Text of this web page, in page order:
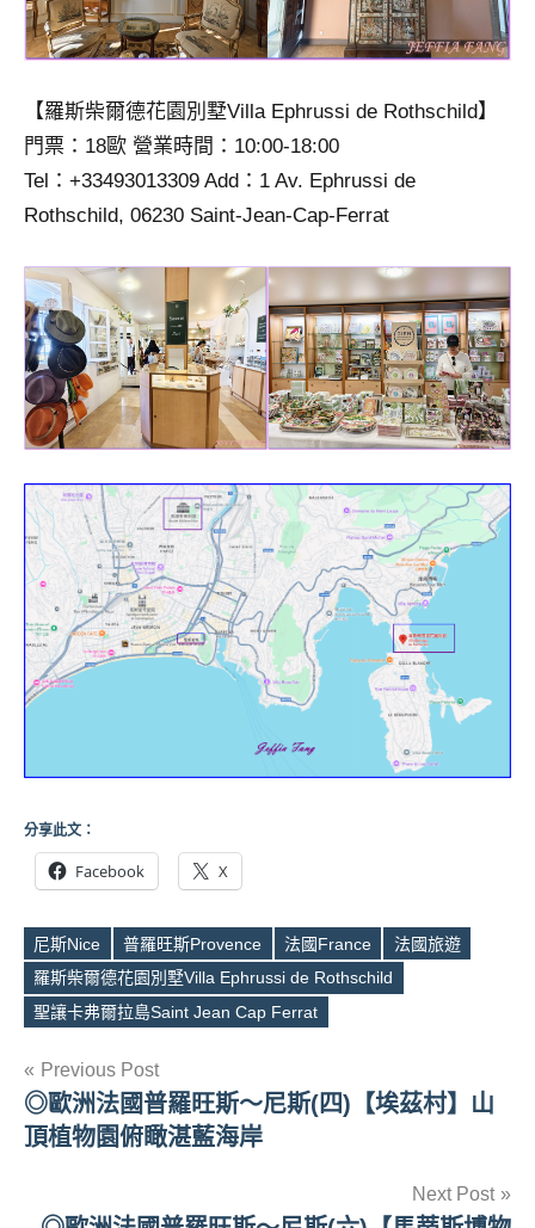
【羅斯柴爾德花園別墅Villa Ephrussi de Rothschild】
門票：18歐 營業時間：10:00-18:00
Tel：+33493013309 Add：1 Av. Ephrussi de
Rothschild, 06230 Saint-Jean-Cap-Ferrat
分享此文：
Facebook X
Tags
尼斯Nice 普羅旺斯Provence 法國France
法國旅遊
羅斯柴爾德花園別墅Villa Ephrussi de Rothschild
聖讓卡弗爾拉島Saint Jean Cap Ferrat
文
章
覽
Previous Post
◎歐洲法國普羅旺斯～尼斯(四)【埃茲村】山
頂植物園俯瞰湛藍海岸
Next Post